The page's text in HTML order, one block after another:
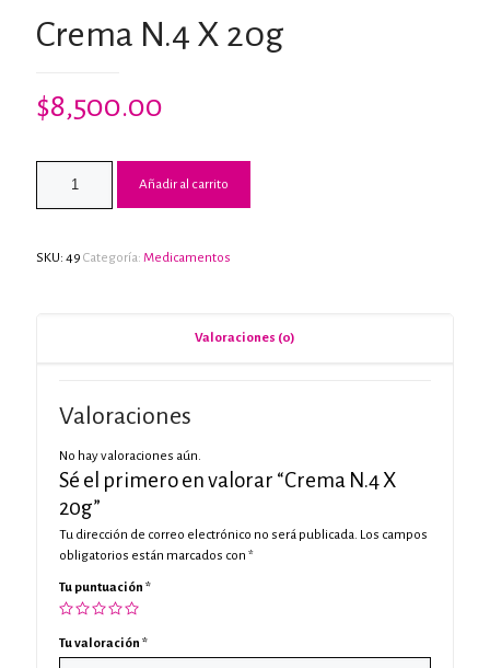
Crema N.4 X 20g
$8,500.00
Añadir al carrito
SKU: 49 Categoría: Medicamentos
Valoraciones (0)
Valoraciones
No hay valoraciones aún.
Sé el primero en valorar “Crema N.4 X
20g”
Tu dirección de correo electrónico no será publicada. Los campos
obligatorios están marcados con *
Tu puntuación *
Tu valoración *